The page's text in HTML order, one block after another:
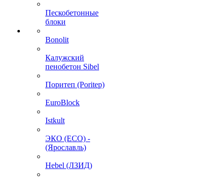
Пескобетонные
блоки
Bonolit
Калужский
пенобетон Sibel
Поритеп (Poritep)
EuroBlock
Istkult
ЭКО (ECO) -
(Ярославль)
Hebel (ЛЗИД)